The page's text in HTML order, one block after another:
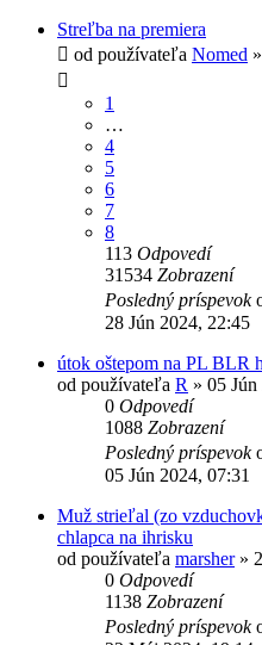
Streľba na premiera
od používateľa Nomed »
1
…
4
5
6
7
8
113 Odpovedí
31534 Zobrazení
Posledný príspevok
28 Jún 2024, 22:45
útok oštepom na PL BLR
od používateľa R » 05 Jún
0 Odpovedí
1088 Zobrazení
Posledný príspevok
05 Jún 2024, 07:31
Muž strieľal (zo
chlapca na ihrisku
od používateľa marsher»
0 Odpovedí
1138 Zobrazení
Posledný príspevok